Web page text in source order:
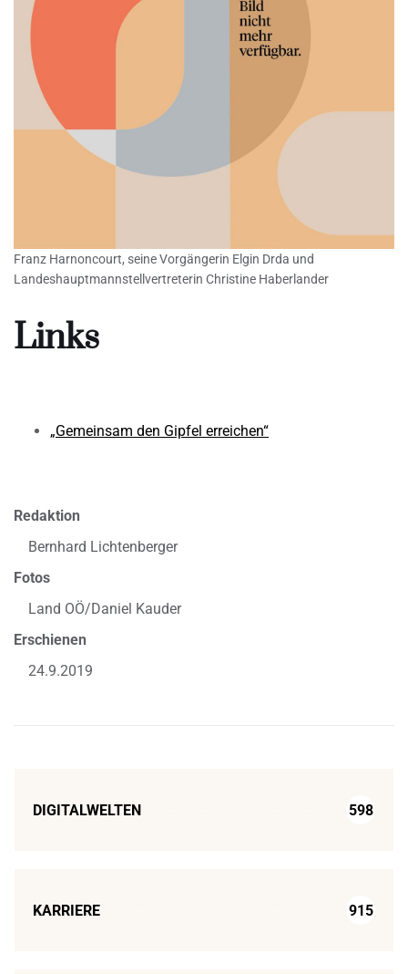
Franz Harnoncourt, seine Vorgängerin Elgin Drda und
Landeshauptmannstellvertreterin Christine Haberlander
Links
„Gemeinsam den Gipfel erreichen“
Redaktion
Bernhard Lichtenberger
Fotos
Land OÖ/Daniel Kauder
Erschienen
24.9.2019
DIGITALWELTEN 598
KARRIERE 915